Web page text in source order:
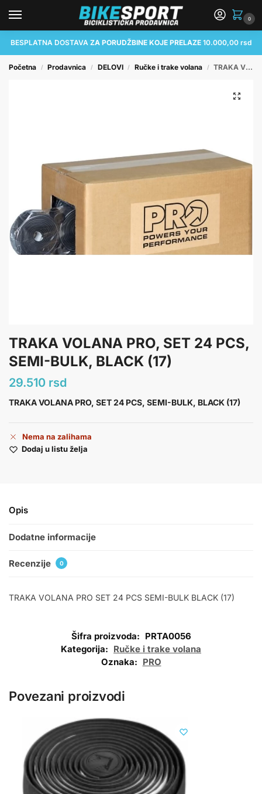
0
BESPLATNA DOSTAVA ZA PORUDŽBINE KOJE PRELAZE 10.000,00 rsd
Početna / Prodavnica / DELOVI / Ručke i trake volana / TRAKA VOLANA PRO, SET 24 PCS, SEMI-BULK, BLACK (17)
TRAKA VOLANA PRO, SET 24 PCS,
SEMI-BULK, BLACK (17)
29.510 rsd
TRAKA VOLANA PRO, SET 24 PCS, SEMI-BULK, BLACK (17)
Nema na zalihama
Dodaj u listu želja
Opis
Dodatne informacije
Recenzije 0
TRAKA VOLANA PRO SET 24 PCS SEMI-BULK BLACK (17)
Šifra proizvoda: PRTA0056
Kategorija: Ručke i trake volana
Oznaka: PRO
Povezani proizvodi